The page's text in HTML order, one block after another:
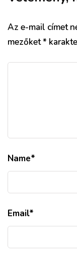
Az e-mail címet
mezőket*
Name*
Email*